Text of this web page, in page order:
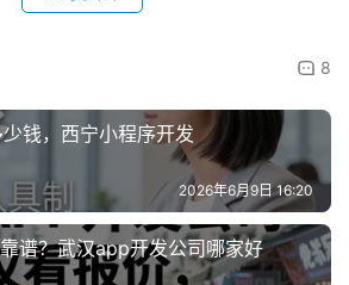
8
钱，西宁小程序开发
2026年6月9日 16:20
谱？武汉app开发公司哪家好